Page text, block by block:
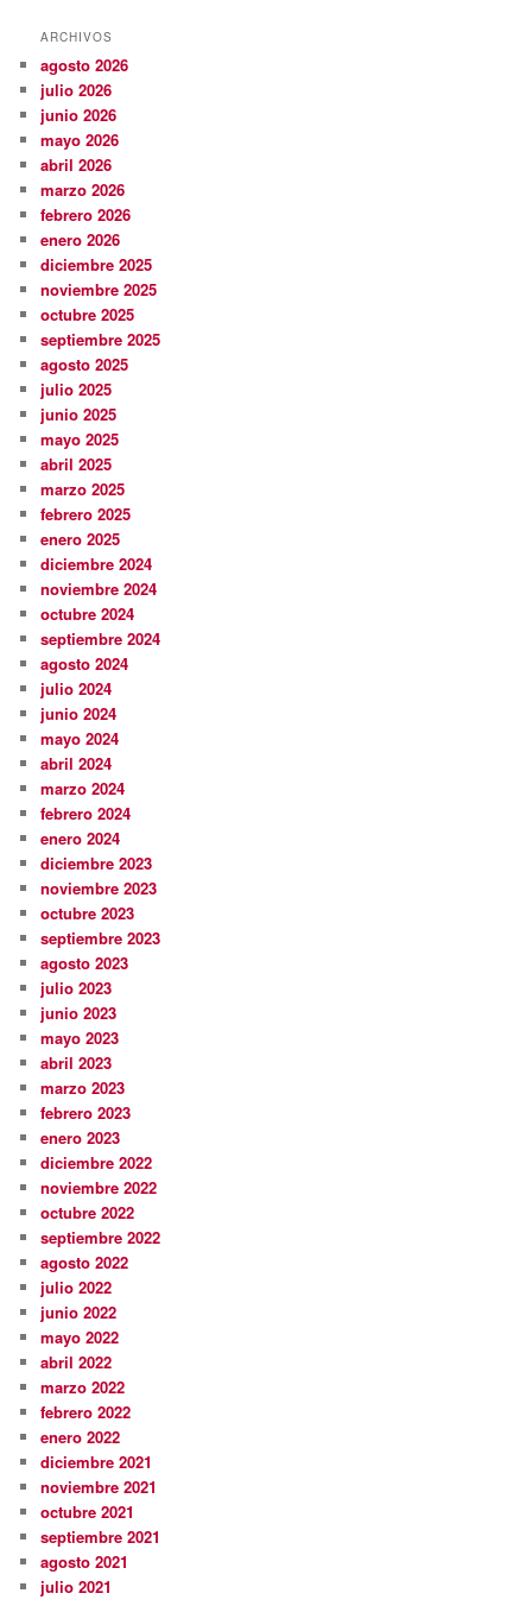
ARCHIVOS
agosto 2026
julio 2026
junio 2026
mayo 2026
abril 2026
marzo 2026
febrero 2026
enero 2026
diciembre 2025
noviembre 2025
octubre 2025
septiembre 2025
agosto 2025
julio 2025
junio 2025
mayo 2025
abril 2025
marzo 2025
febrero 2025
enero 2025
diciembre 2024
noviembre 2024
octubre 2024
septiembre 2024
agosto 2024
julio 2024
junio 2024
mayo 2024
abril 2024
marzo 2024
febrero 2024
enero 2024
diciembre 2023
noviembre 2023
octubre 2023
septiembre 2023
agosto 2023
julio 2023
junio 2023
mayo 2023
abril 2023
marzo 2023
febrero 2023
enero 2023
diciembre 2022
noviembre 2022
octubre 2022
septiembre 2022
agosto 2022
julio 2022
junio 2022
mayo 2022
abril 2022
marzo 2022
febrero 2022
enero 2022
diciembre 2021
noviembre 2021
octubre 2021
septiembre 2021
agosto 2021
julio 2021